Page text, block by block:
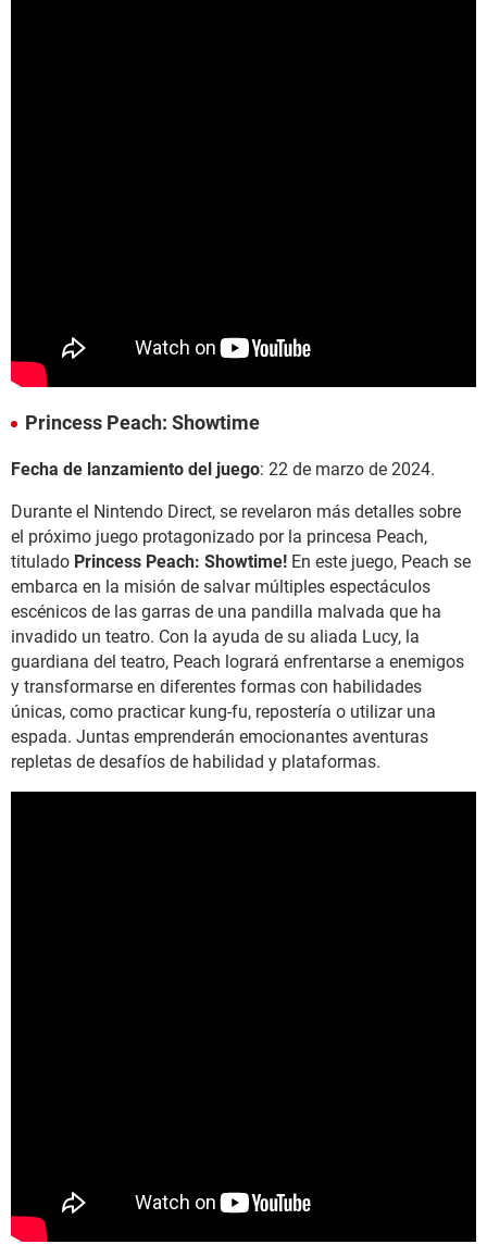
Princess Peach: Showtime
Fecha de lanzamiento del juego: 22 de marzo de 2024.
Durante el Nintendo Direct, se revelaron más detalles sobre
el próximo juego protagonizado por la princesa Peach,
titulado Princess Peach: Showtime! En este juego, Peach se
embarca en la misión de salvar múltiples espectáculos
escénicos de las garras de una pandilla malvada que ha
invadido un teatro. Con la ayuda de su aliada Lucy, la
guardiana del teatro, Peach logrará enfrentarse a enemigos
y transformarse en diferentes formas con habilidades
únicas, como practicar kung-fu, repostería o utilizar una
espada. Juntas emprenderán emocionantes aventuras
repletas de desafíos de habilidad y plataformas.